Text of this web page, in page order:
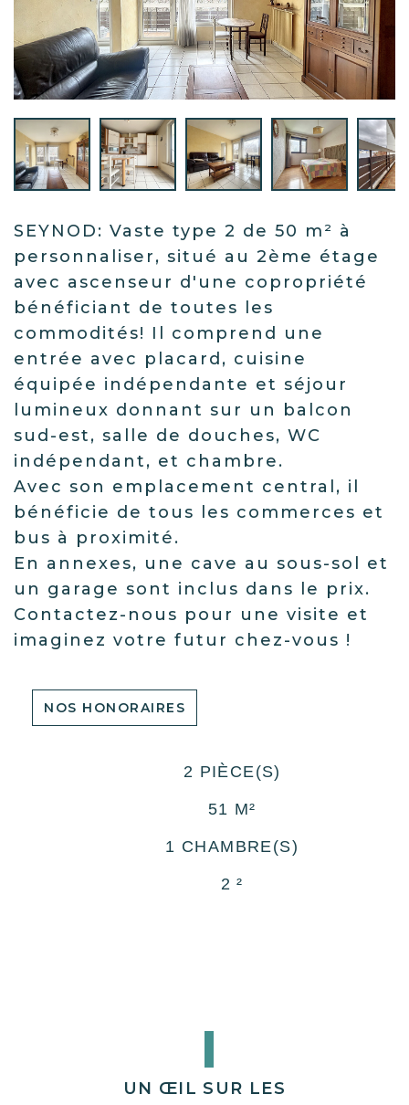
SEYNOD: Vaste type 2 de 50 m² à
personnaliser, situé au 2ème étage
avec ascenseur d'une copropriété
bénéficiant de toutes les
commodités! Il comprend une
entrée avec placard, cuisine
équipée indépendante et séjour
lumineux donnant sur un balcon
sud-est, salle de douches, WC
indépendant, et chambre.
Avec son emplacement central, il
bénéficie de tous les commerces et
bus à proximité.
En annexes, une cave au sous-sol et
un garage sont inclus dans le prix.
Contactez-nous pour une visite et
imaginez votre futur chez-vous !
NOS HONORAIRES
2 PIÈCE(S)
51 M²
1 CHAMBRE(S)
2 ²
UN ŒIL SUR LES